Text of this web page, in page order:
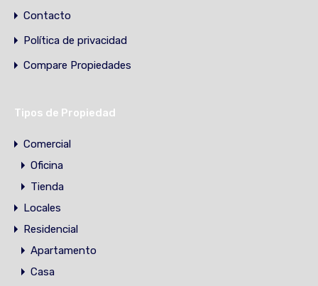
Contacto
Política de privacidad
Compare Propiedades
Tipos de Propiedad
Comercial
Oficina
Tienda
Locales
Residencial
Apartamento
Casa